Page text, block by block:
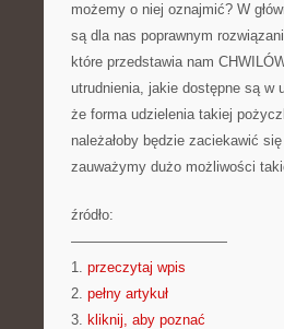
możemy o niej oznajmić? W
są dla nas poprawnym
które przedstawia nam
utrudnienia, jakie dostępne są
że forma udzielenia takiej
należałoby będzie zaciekawić
zauważymy dużo możliwości
źródło:
———————————
1. przeczytaj wpis
2. pełny artykuł
3. kliknij, aby poznać